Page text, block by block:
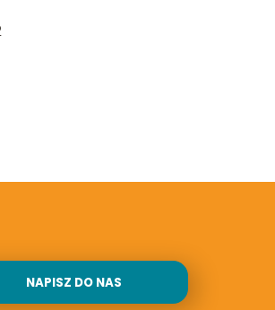
NAPISZ DO NAS